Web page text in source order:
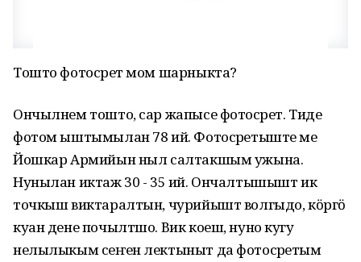
Тошто фотосӱрет мом шарныкта?
Ончылнем тошто, сар жапысе фотосӱрет. Тиде
фотом ыштымылан 78 ий. Фотосӱретыште ме
Йошкар Армийын ныл салтакшым ужына.
Нунылан иктаж 30 - 35 ий. Ончалтышышт ик
точкыш виктаралтын, чурийышт волгыдо, кӧргӧ
куан дене почылтшо. Вик коеш, нуно кугу
нелылыкым сеҥен лектыныт да фотосӱретым